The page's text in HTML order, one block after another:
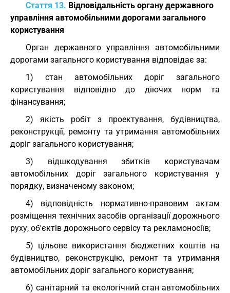
Стаття 13. Відповідальність органу державного
управління автомобільними дорогами загального
користування
Орган державного управління автомобільними
дорогами загального користування відповідає за:
1) стан автомобільних доріг загального
користування відповідно до діючих норм та
фінансування;
2) якість робіт з проектування, будівництва,
реконструкції, ремонту та утримання автомобільних
доріг загального користування;
3) відшкодування збитків користувачам
автомобільних доріг загального користування у
порядку, визначеному законом;
4) відповідність нормативно-правовим актам
розміщення технічних засобів організації дорожнього
руху, об'єктів дорожнього сервісу та рекламоносіїв;
5) цільове використання бюджетних коштів на
будівництво, реконструкцію, ремонт та утримання
автомобільних доріг загального користування;
6) санітарний та екологічний стан автомобільних